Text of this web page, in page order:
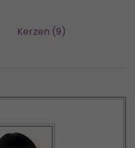
Kerzen (9)